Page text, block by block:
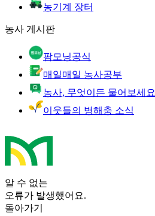
농기계 장터
농사 게시판
팜모닝공식
매일매일 농사공부
농사, 무엇이든 물어보세요
이웃들의 병해충 소식
알 수 없는
오류가 발생했어요.
돌아가기